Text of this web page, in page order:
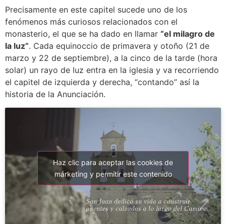
Precisamente en este capitel sucede uno de los
fenómenos más curiosos relacionados con el
monasterio, el que se ha dado en llamar “el milagro de
la luz”. Cada equinoccio de primavera y otoño (21 de
marzo y 22 de septiembre), a la cinco de la tarde (hora
solar) un rayo de luz entra en la iglesia y va recorriendo
el capitel de izquierda y derecha, “contando” así la
historia de la Anunciación.
Haz clic para aceptar las cookies de
márketing y permitir este contenido